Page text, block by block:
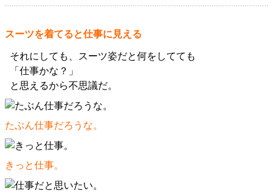
スーツを着てると仕事に見える
それにしても、スーツ姿だと何をしてても
「仕事かな？」
と思えるから不思議だ。
たぶん仕事だろうな。
きっと仕事。